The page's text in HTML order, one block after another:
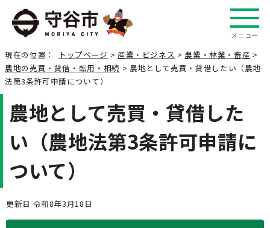
メニュー
現在の位置： トップページ > 産業・ビジネス > 農業・林業・畜産 >
農地の売買・貸借・転用・相続 > 農地として売買・貸借したい（農地
法第3条許可申請について）
農地として売買・貸借した
い（農地法第3条許可申請に
ついて）
更新日 令和8年3月18日